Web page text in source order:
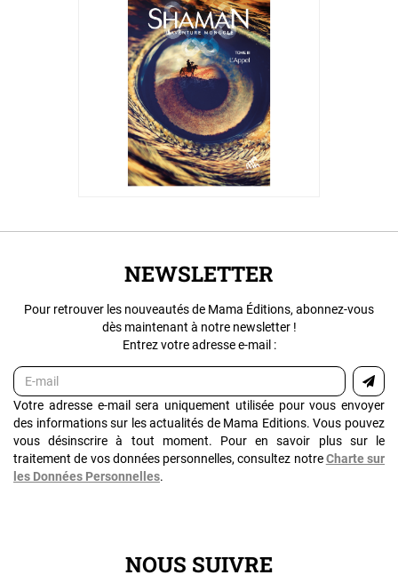
NEWSLETTER
Pour retrouver les nouveautés de Mama Éditions, abonnez-vous
dès maintenant à notre newsletter !
Entrez votre adresse e-mail :
Votre adresse e-mail sera uniquement utilisée pour vous envoyer
des informations sur les actualités de Mama Editions. Vous pouvez
vous désinscrire à tout moment. Pour en savoir plus sur le
traitement de vos données personnelles, consultez notre Charte sur
les Données Personnelles.
NOUS SUIVRE